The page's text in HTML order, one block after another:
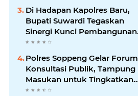
Di Hadapan Kapolres Baru,
Bupati Suwardi Tegaskan
Sinergi Kunci Pembangunan
Soppeng
Polres Soppeng Gelar Forum
Konsultasi Publik, Tampung
Masukan untuk Tingkatkan
Pelayanan